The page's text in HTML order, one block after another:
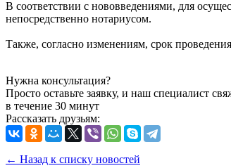
В соответствии с нововведениями, для
непосредственно нотариусом.
Также, согласно изменениям, срок
Нужна консультация?
Просто оставьте заявку, и наш специалист
в течение 30 минут
Рассказать друзьям:
← Назад к списку новостей